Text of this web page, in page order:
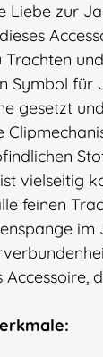
Liebe zur
Symbol
gesetzt
vielseitig
feinen
im